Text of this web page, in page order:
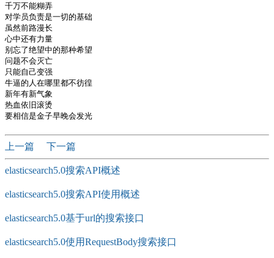
千万不能糊弄
对学员负责是一切的基础
虽然前路漫长
心中还有力量
别忘了绝望中的那种希望
问题不会灭亡
只能自己变强
牛逼的人在哪里都不彷徨
新年有新气象
热血依旧滚烫
上一篇 下一篇
elasticsearch5.0搜索API概述
elasticsearch5.0搜索API使用概述
elasticsearch5.0基于url的搜索接口
elasticsearch5.0使用RequestBody搜索接口